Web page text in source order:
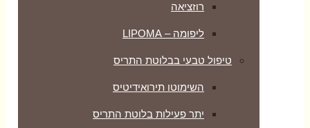
רוזציאה
ליפומה – LIPOMA
טיפול טבעי בבלוטת התריס
השימוטו תירואידיטיס
יתר פעילות בלוטת התריס